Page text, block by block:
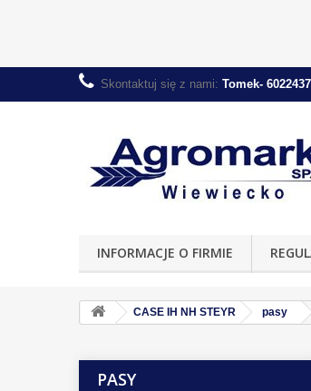
Skontaktuj się z nami: Tomek-
INFORMACJE O FIRMIE
CASE IH NH STEYR pasy
PASY